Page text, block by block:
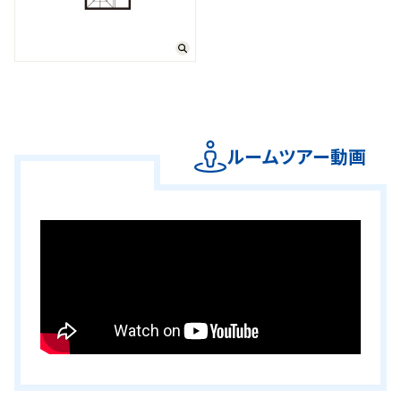
ルームツアー動画